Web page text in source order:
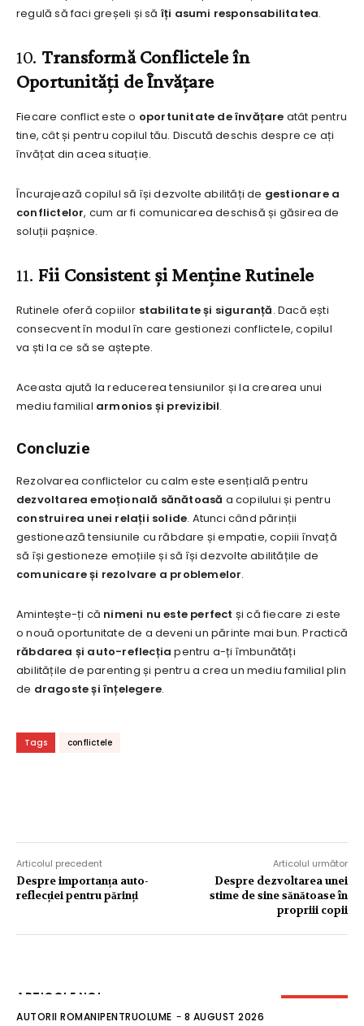
regulă să faci greșeli și să îți asumi responsabilitatea.
10. Transformă Conflictele în
Oportunități de Învățare
Fiecare conflict este o oportunitate de învățare atât pentru
tine, cât și pentru copilul tău. Discută deschis despre ce ați
învățat din acea situație.
Încurajează copilul să își dezvolte abilități de gestionare a
conflictelor, cum ar fi comunicarea deschisă și găsirea de
soluții pașnice.
11. Fii Consistent și Menține Rutinele
Rutinele oferă copiilor stabilitate și siguranță. Dacă ești
consecvent în modul în care gestionezi conflictele, copilul
va ști la ce să se aștepte.
Aceasta ajută la reducerea tensiunilor și la crearea unui
mediu familial armonios și previzibil.
Concluzie
Rezolvarea conflictelor cu calm este esențială pentru
dezvoltarea emoțională sănătoasă a copilului și pentru
construirea unei relații solide. Atunci când părinții
gestionează tensiunile cu răbdare și empatie, copiii învață
să își gestioneze emoțiile și să își dezvolte abilitățile de
comunicare și rezolvare a problemelor.
Amintește-ți că nimeni nu este perfect și că fiecare zi este
o nouă oportunitate de a deveni un părinte mai bun. Practică
răbdarea și auto-reflecția pentru a-ți îmbunătăți
abilitățile de parenting și pentru a crea un mediu familial plin
de dragoste și înțelegere.
Tags conflictele
Articolul precedent
Despre importanța auto-
reflecției pentru părinți
Articolul următor
Despre dezvoltarea unei
stime de sine sănătoase în
propriii copii
ARTICOLE NOI
AUTORII ROMANIPENTRUOLUME - 8 AUGUST 2026